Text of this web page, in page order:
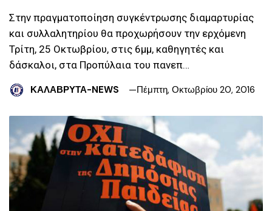
Στην πραγματοποίηση συγκέντρωσης διαμαρτυρίας
και συλλαλητηρίου θα προχωρήσουν την ερχόμενη
Τρίτη, 25 Οκτωβρίου, στις 6μμ, καθηγητές και
δάσκαλοι, στα Προπύλαια του πανεπ…
ΚΑΛΑΒΡΥΤΑ-NEWS Πέμπτη, Οκτωβρίου 20, 2016